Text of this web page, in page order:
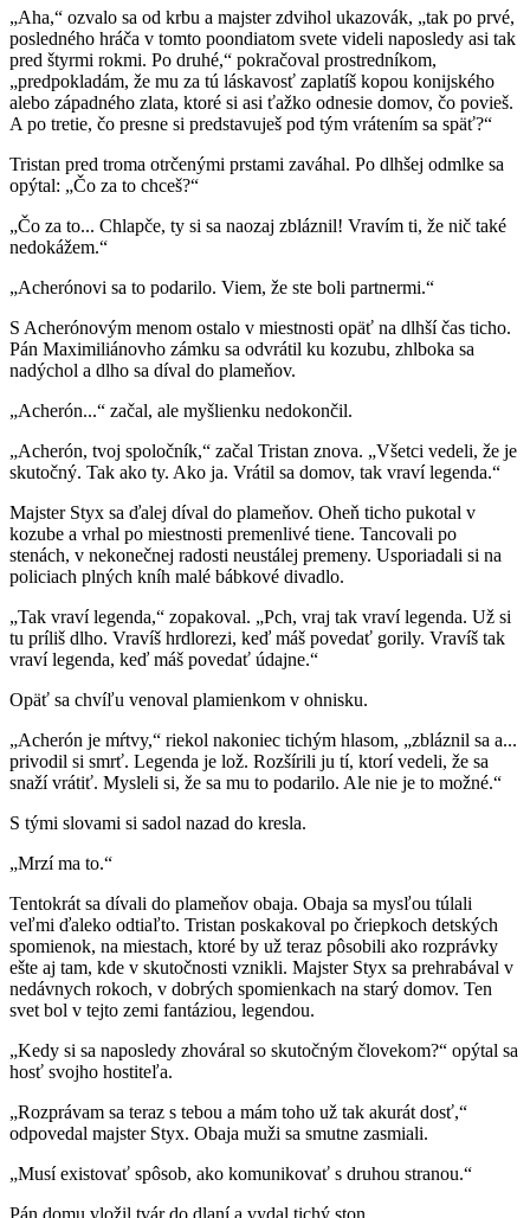
„Aha,“ ozvalo sa od krbu a majster zdvihol ukazovák, „tak po prvé,
posledného hráča v tomto poondiatom svete videli naposledy asi tak
pred štyrmi rokmi. Po druhé,“ pokračoval prostredníkom,
„predpokladám, že mu za tú láskavosť zaplatíš kopou konijského
alebo západného zlata, ktoré si asi ťažko odnesie domov, čo povieš.
A po tretie, čo presne si predstavuješ pod tým vrátením sa späť?“
Tristan pred troma otrčenými prstami zaváhal. Po dlhšej odmlke sa
opýtal: „Čo za to chceš?“
„Čo za to... Chlapče, ty si sa naozaj zbláznil! Vravím ti, že nič také
nedokážem.“
„Acherónovi sa to podarilo. Viem, že ste boli partnermi.“
S Acherónovým menom ostalo v miestnosti opäť na dlhší čas ticho.
Pán Maximiliánovho zámku sa odvrátil ku kozubu, zhlboka sa
nadýchol a dlho sa díval do plameňov.
„Acherón...“ začal, ale myšlienku nedokončil.
„Acherón, tvoj spoločník,“ začal Tristan znova. „Všetci vedeli, že je
skutočný. Tak ako ty. Ako ja. Vrátil sa domov, tak vraví legenda.“
Majster Styx sa ďalej díval do plameňov. Oheň ticho pukotal v
kozube a vrhal po miestnosti premenlivé tiene. Tancovali po
stenách, v nekonečnej radosti neustálej premeny. Usporiadali si na
policiach plných kníh malé bábkové divadlo.
„Tak vraví legenda,“ zopakoval. „Pch, vraj tak vraví legenda. Už si
tu príliš dlho. Vravíš hrdlorezi, keď máš povedať gorily. Vravíš tak
vraví legenda, keď máš povedať údajne.“
Opäť sa chvíľu venoval plamienkom v ohnisku.
„Acherón je mŕtvy,“ riekol nakoniec tichým hlasom, „zbláznil sa a...
privodil si smrť. Legenda je lož. Rozšírili ju tí, ktorí vedeli, že sa
snaží vrátiť. Mysleli si, že sa mu to podarilo. Ale nie je to možné.“
S tými slovami si sadol nazad do kresla.
„Mrzí ma to.“
Tentokrát sa dívali do plameňov obaja. Obaja sa mysľou túlali
veľmi ďaleko odtiaľto. Tristan poskakoval po čriepkoch detských
spomienok, na miestach, ktoré by už teraz pôsobili ako rozprávky
ešte aj tam, kde v skutočnosti vznikli. Majster Styx sa prehrabával v
nedávnych rokoch, v dobrých spomienkach na starý domov. Ten
svet bol v tejto zemi fantáziou, legendou.
„Kedy si sa naposledy zhováral so skutočným človekom?“ opýtal sa
hosť svojho hostiteľa.
„Rozprávam sa teraz s tebou a mám toho už tak akurát dosť,“
odpovedal majster Styx. Obaja muži sa smutne zasmiali.
„Musí existovať spôsob, ako komunikovať s druhou stranou.“
Pán domu vložil tvár do dlaní a vydal tichý ston.